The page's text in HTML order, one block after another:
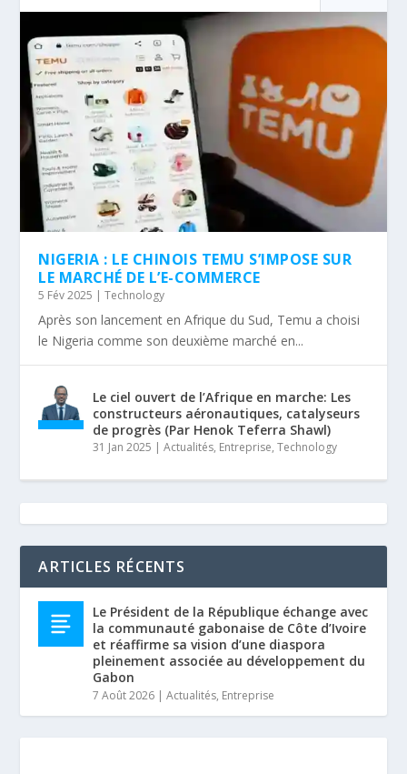
NIGERIA : LE CHINOIS TEMU S’IMPOSE SUR
LE MARCHÉ DE L’E-COMMERCE
5 Fév 2025 |Technology
Après son lancement en Afrique du Sud, Temu a choisi
le Nigeria comme son deuxième marché en...
Le ciel ouvert de l’Afrique en marche: Les
constructeurs aéronautiques, catalyseurs
de progrès (Par Henok Teferra Shawl)
31 Jan 2025 |Actualités, Entreprise,Technology
ARTICLES RÉCENTS
Le Président de la République échange avec
la communauté gabonaise de Côte d’Ivoire
et réaffirme sa vision d’une diaspora
pleinement associée au développement du
Gabon
7 Août 2026 |Actualités, Entreprise